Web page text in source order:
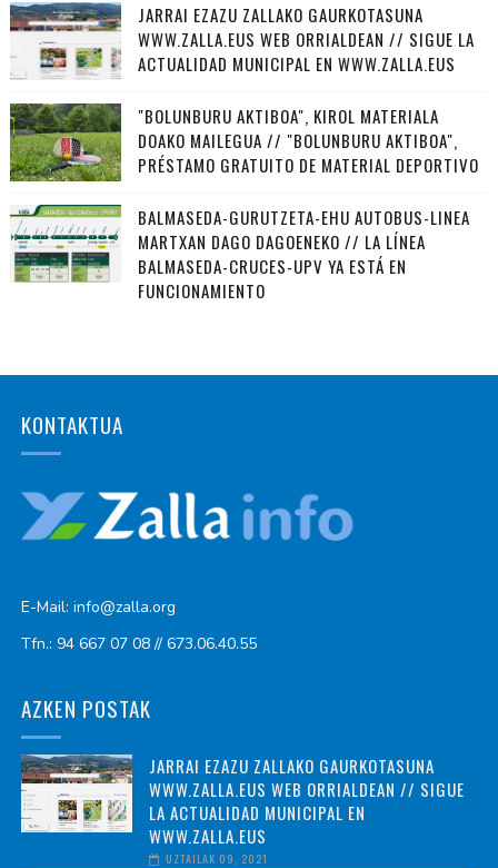
JARRAI EZAZU ZALLAKO GAURKOTASUNA
WWW.ZALLA.EUS WEB ORRIALDEAN // SIGUE LA
ACTUALIDAD MUNICIPAL EN WWW.ZALLA.EUS
"BOLUNBURU AKTIBOA", KIROL MATERIALA
DOAKO MAILEGUA // "BOLUNBURU AKTIBOA",
PRÉSTAMO GRATUITO DE MATERIAL DEPORTIVO
BALMASEDA-GURUTZETA-EHU AUTOBUS-LINEA
MARTXAN DAGO DAGOENEKO // LA LÍNEA
BALMASEDA-CRUCES-UPV YA ESTÁ EN
FUNCIONAMIENTO
KONTAKTUA
E-Mail: info@zalla.org
Tfn.: 94 667 07 08 // 673.06.40.55
AZKEN POSTAK
JARRAI EZAZU ZALLAKO GAURKOTASUNA
WWW.ZALLA.EUS WEB ORRIALDEAN // SIGUE
LA ACTUALIDAD MUNICIPAL EN
WWW.ZALLA.EUS
UZTAILAK 09, 2021